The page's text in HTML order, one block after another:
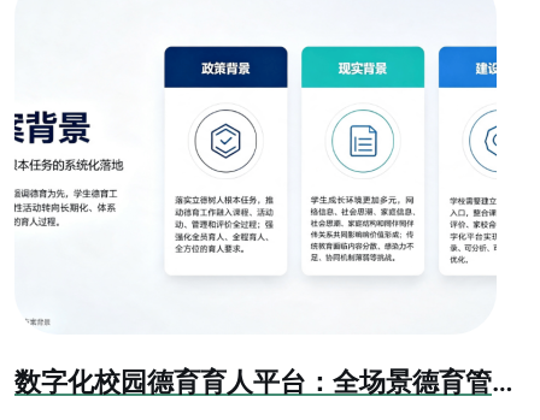
数字化校园德育育人平台：全场景德育管控与学生综合素质成长系统